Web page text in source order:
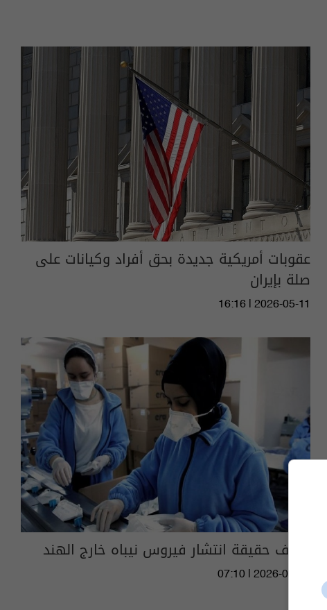
عقوبات أمريكية جديدة بحق أفراد وكيانات على
صلة بإيران
16:16 | 2026-05-11
كشف حقيقة انتشار فيروس نيباه خارج الهند
07:10 | 2026-01-30